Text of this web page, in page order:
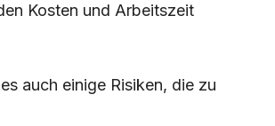
Kosten und Arbeitszeit
auch einige Risiken, die zu